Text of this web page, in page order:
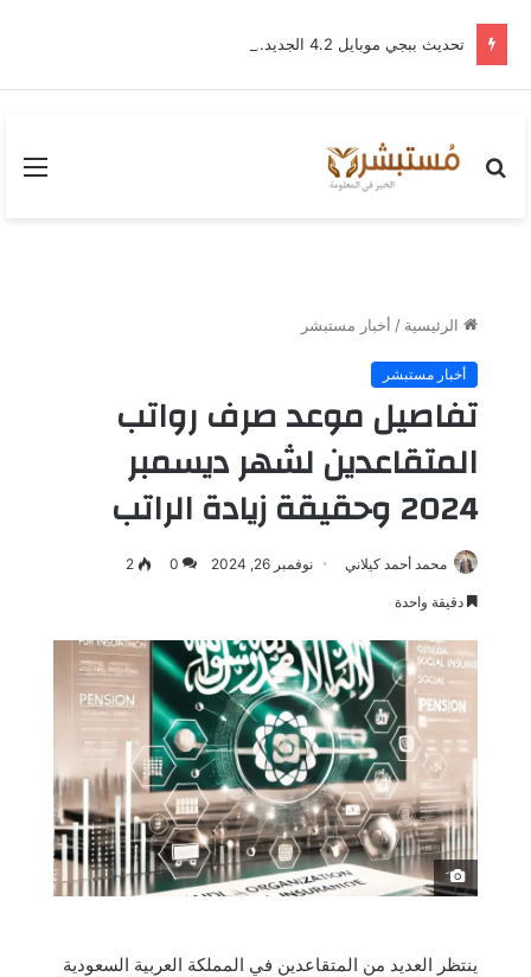
بحث
الرئيسية / أخبار مستبشر
أخبار مستبشر
تفاصيل موعد صرف رواتب
المتقاعدين لشهر ديسمبر
2024 وحقيقة زيادة الراتب
محمد أحمد كيلاني نوفمبر 26, 2024 0
2
دقيقة واحدة
َ
ينتظر العديد من المتقاعدين في المملكة العربية السعودية